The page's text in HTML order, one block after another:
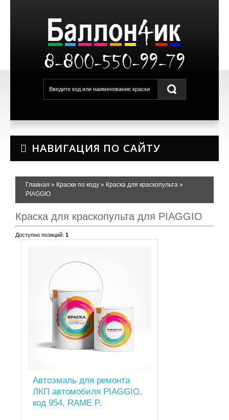
8-800-550-99-79
НАВИГАЦИЯ ПО САЙТУ
Главная » Краски по коду » Краска для краскопульта »
PIAGGIO
Краска для краскопульта для PIAGGIO
Доступно позиций: 1
Автоэмаль для ремонта
ЛКП автомобиля PIAGGIO,
код 954, RAME P.